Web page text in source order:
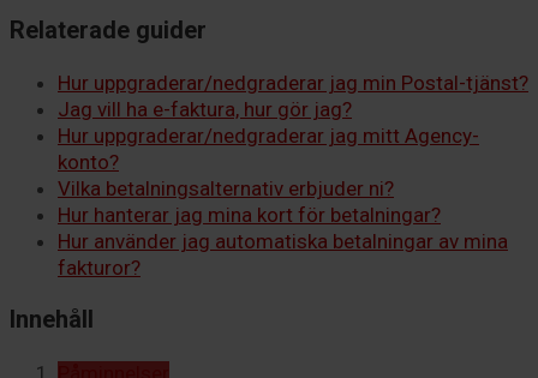
Relaterade guider
Hur uppgraderar/nedgraderar jag min Postal-tjänst?
Jag vill ha e-faktura, hur gör jag?
Hur uppgraderar/nedgraderar jag mitt Agency-
konto?
Vilka betalningsalternativ erbjuder ni?
Hur hanterar jag mina kort för betalningar?
Hur använder jag automatiska betalningar av mina
fakturor?
Innehåll